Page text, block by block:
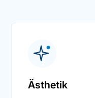
Ästhetik